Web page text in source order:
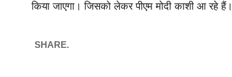
किया जाएगा। जिसको लेकर पीएम मोदी काशी आ रहे हैं।
SHARE.